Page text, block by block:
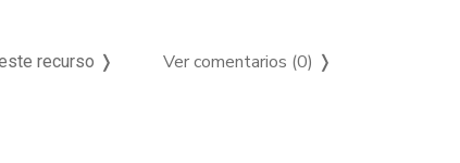
recurso ❭ Ver comentarios (0) ❭